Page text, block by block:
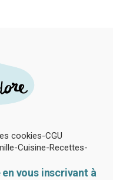
cookies CGU
Cuisine Recettes
vous inscrivant à